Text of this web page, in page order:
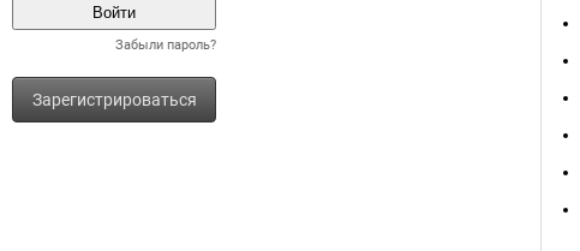
Забыли пароль?
Зарегистрироваться